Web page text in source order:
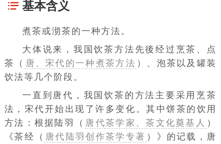
基本含义
煮茶或沏茶的一种方法。
大体说来，我国饮茶方法先後经过烹茶、点
茶（ 唐、宋代的一种煮茶方法 ）、泡茶以及罐装
饮法等几个阶段。
一直到唐代，我国饮茶的方法主要采用烹茶
法，宋代开始出现了许多变化。其中饼茶的饮用
方法：根据陆羽（ 唐代茶学家、茶文化奠基人 ）
《茶经（ 唐代陆羽创作茶学专著 ）》的记载，唐